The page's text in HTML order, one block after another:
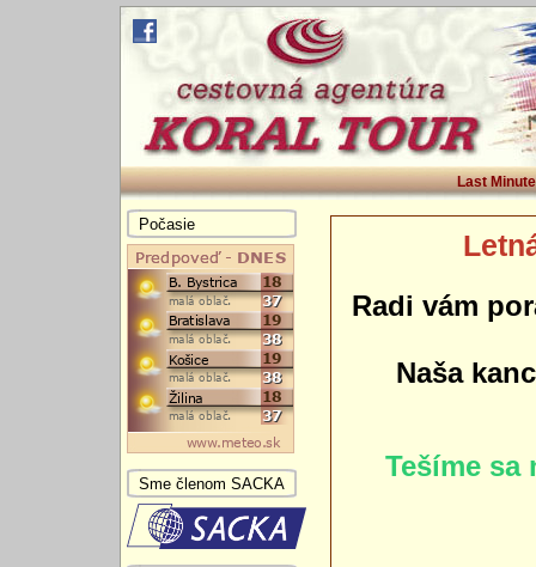
Last Minute
Radi vám
Naša
Tešíme sa
Počasie
Sme členom SACKA